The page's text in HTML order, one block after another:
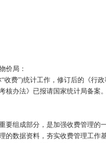
价局：
费”)统计工作，修订后的《行政
核办法》已报请国家统计局备案
组成部分，是加强收费管理的
的数据资料，夯实收费管理工作